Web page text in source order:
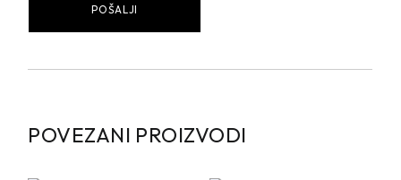
POŠALJI
POVEZANI PROIZVODI